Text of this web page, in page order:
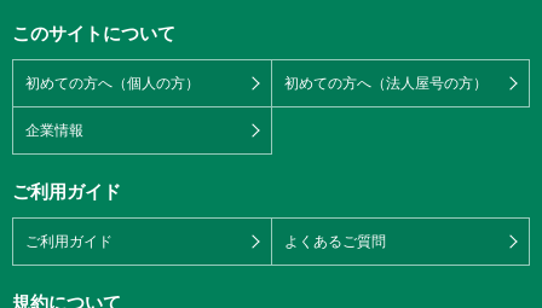
このサイトについて
初めての方へ（個人の方） 初めての方へ（法人屋号の方）
企業情報
ご利用ガイド
ご利用ガイド よくあるご質問
規約について